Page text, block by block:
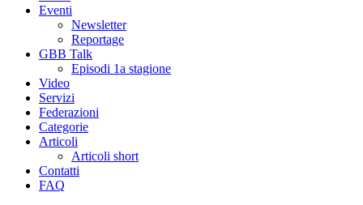
Eventi
Newsletter
Reportage
GBB Talk
Episodi 1a stagione
Video
Servizi
Federazioni
Categorie
Articoli
Articoli short
Contatti
FAQ